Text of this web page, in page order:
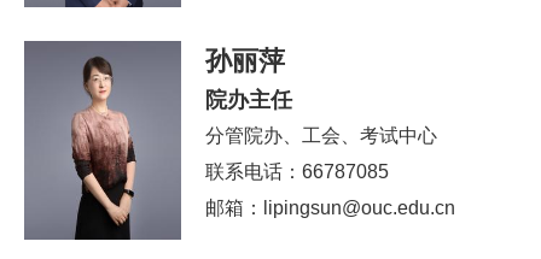
孙丽萍
院办主任
分管院办、工会、考试中心
联系电话：66787085
邮箱：lipingsun@ouc.edu.cn